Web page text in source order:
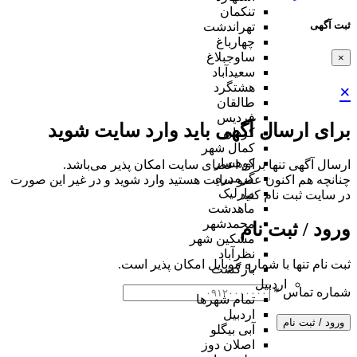
ثبت آگهی
×
×
برای ارسال آگهی باید وارد سایت شوید
ارسال آگهی تنها برای اعضای سایت امکان پذیر می‌باشد.
چنانچه هم‌ اکنون عضو سایت هستید وارد شوید و در غیر این صورت
در سایت ثبت نام کنید
ورود / ثبت نام
ثبت نام تنها با شماره موبایل امکان پذیر است.
شماره تماس*
ورود / ثبت نام
تنکمان
تهراندشت
چهارباغ
ساوجبلاغ
سعیدآباد
هشتگرد
طالقان
فردیس
کردان
کمال شهر
کوهسار
گرمدره
مارلیک
ماهدشت
محمدشهر
مشکین شهر
نظرآباد
بازگشت
اردبیل
تمام شهر‌ها
اردبیل
آبی بیگلو
اصلان دوز